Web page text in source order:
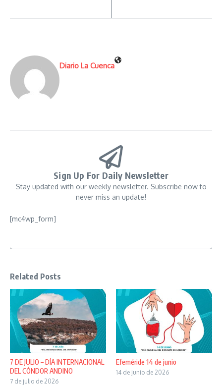
Diario La Cuenca
Sign Up For Daily Newsletter
Stay updated with our weekly newsletter. Subscribe now to
never miss an update!
[mc4wp_form]
Related Posts
7 DE JULIO – DÍA INTERNACIONAL
DEL CÓNDOR ANDINO
7 de julio de 2026
Efeméride 14 de junio
14 de junio de 2026